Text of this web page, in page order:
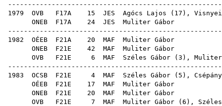
1979 OVB F17A 15 JES Agócs Lajos ( 17 ), Visnyei
ONEB F17A 24 JES
1982 OÉEB F21A 20 MAF
ONEB F21E 42 MAF
OVB F21E 6 MAF Széles Gábor ( 3 ), Muliter
1983 OCSB F21E 4 MAF Széles Gábor ( 5 ),
OÉEB F21E 17 MAF
ONEB F21E 20 MAF
OVB F21E 7 MAF Muliter Gábor ( 6 ),